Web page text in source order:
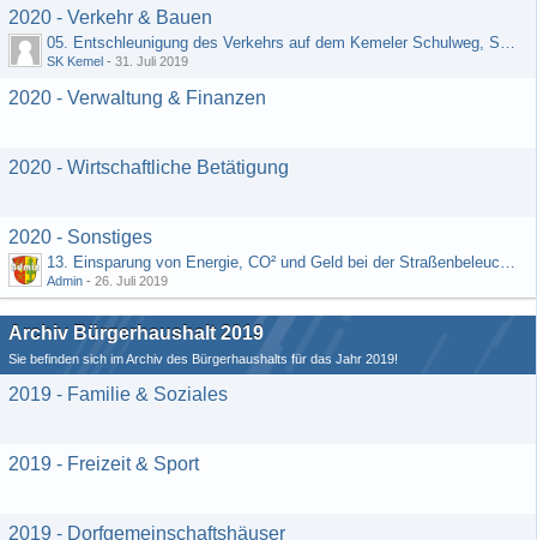
2020 - Verkehr & Bauen
05. Entschleunigung des Verkehrs auf dem Kemeler Schulweg, Straße "Schäfers Resch"
SK Kemel - 31. Juli 2019
2020 - Verwaltung & Finanzen
2020 - Wirtschaftliche Betätigung
2020 - Sonstiges
13. Einsparung von Energie, CO² und Geld bei der Straßenbeleuchtung (Vorschlag von H. Rädiker, Laufenselden)
Admin - 26. Juli 2019
Archiv Bürgerhaushalt 2019
Sie befinden sich im Archiv des Bürgerhaushalts für das Jahr 2019!
2019 - Familie & Soziales
2019 - Freizeit & Sport
2019 - Dorfgemeinschaftshäuser